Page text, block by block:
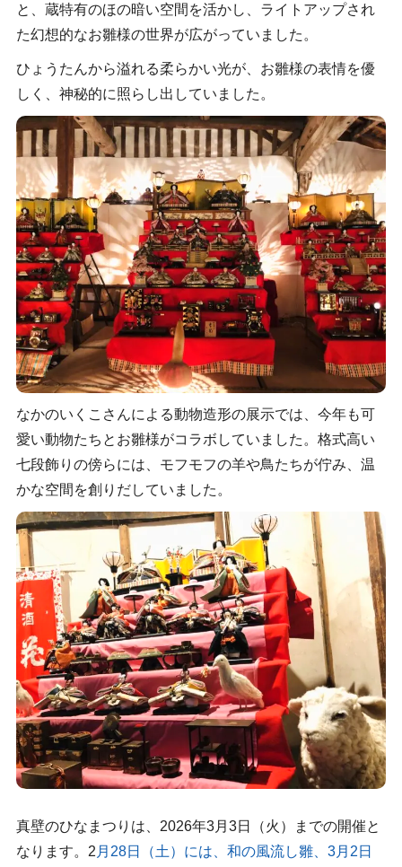
と、蔵特有のほの暗い空間を活かし、ライトアップされ
た幻想的なお雛様の世界が広がっていました。
ひょうたんから溢れる柔らかい光が、お雛様の表情を優
しく、神秘的に照らし出していました。
なかのいくこさんによる動物造形の展示では、今年も可
愛い動物たちとお雛様がコラボしていました。格式高い
七段飾りの傍らには、モフモフの羊や鳥たちが佇み、温
かな空間を創りだしていました。
真壁のひなまつりは、2026年3月3日（火）までの開催と
なります。2 月28日（土）には、和の風流し雛、3月2日